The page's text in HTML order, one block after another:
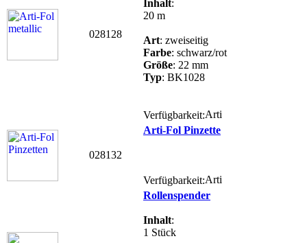
028128
Inhalt:
20 m
Art: zweiseitig
Farbe: schwarz/rot
Größe: 22 mm
Typ: BK1028
Verfügbarkeit:
028132
Arti-Fol Pinzette
Verfügbarkeit:
Rollenspender
Inhalt:
1 Stück